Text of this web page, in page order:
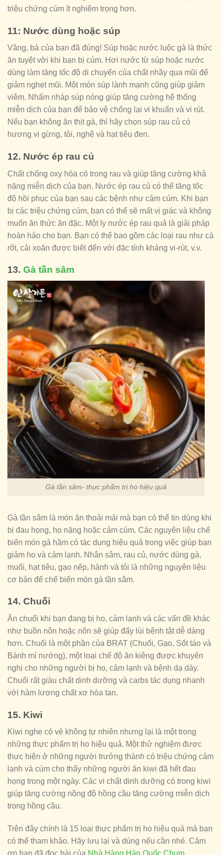
triệu chứng cúm ít nghiêm trọng hơn.
11: Nước dùng hoặc súp
Vâng, bà của bạn đã đúng! Súp hoặc nước luộc gà là thức
ăn tuyệt vời khi bạn bị cúm. Hơi nước từ súp hoặc nước
dùng làm tăng tốc độ di chuyển của chất nhầy qua mũi để
giảm nghẹt mũi. Một món súp lành mạnh cũng giúp giảm
viêm. Nhấm nháp súp nóng giúp tăng cường hệ thống
miễn dịch của bạn để bảo vệ chống lại vi khuẩn và vi rút.
Nếu bạn không ăn thịt gà, thì hãy chọn súp rau củ có
hương vị gừng, tỏi, nghệ và hạt tiêu đen.
12. Nước ép rau củ
Chất chống oxy hóa có trong rau và giúp tăng cường khả
năng miễn dịch của bạn. Nước ép rau củ có thể tăng tốc
độ hồi phục của bạn sau các bệnh như cảm cúm. Khi bạn
bị các triệu chứng cúm, bạn có thể sẽ mất vị giác và không
muốn ăn thức ăn đặc. Một ly nước ép rau quả là giải pháp
hoàn hảo cho bạn. Bạn có thể bao gồm các loại rau như cà
rốt, cải xoăn được biết đến với đặc tính kháng vi-rút, v.v.
13. Gà tần sâm
Gà tần sâm- thực phẩm trị ho hiệu quả
Gà tần sâm là món ăn thoải mái mà bạn có thể tin dùng khi
bị đau họng, ho nặng hoặc cảm cúm. Các nguyên liệu chế
biến món gà hầm có tác dụng hiệu quả trong việc giúp bạn
giảm ho và cảm lạnh. Nhân sâm, rau củ, nước dùng gà,
muối, hạt tiêu, gạo nếp, hành và tỏi là những nguyên liệu
cơ bản để chế biến món gà tần sâm.
14. Chuối
Ăn chuối khi bạn đang bị ho, cảm lạnh và các vấn đề khác
như buồn nôn hoặc nôn sẽ giúp đẩy lùi bệnh tật dễ dàng
hơn. Chuối là một phần của BRAT (Chuối, Gạo, Sốt táo và
Bánh mì nướng), một loại chế độ ăn kiêng được khuyến
nghị cho những người bị ho, cảm lạnh và bệnh dạ dày.
Chuối rất giàu chất dinh dưỡng và carbs tác dụng nhanh
với hàm lượng chất xơ hòa tan.
15. Kiwi
Kiwi nghe có vẻ không tự nhiên nhưng lại là một trong
những thực phẩm trị ho hiệu quả. Một thử nghiệm được
thực hiện ở những người trưởng thành có triệu chứng cảm
lạnh và cúm cho thấy những người ăn kiwi đã hết đau
họng trong một ngày. Các vi chất dinh dưỡng có trong kiwi
giúp tăng cường nồng độ hồng cầu tăng cường miễn dịch
trong hồng cầu.
Trên đây chính là 15 loại thực phẩm trị ho hiệu quả mà bạn
có thể tham khảo. Hãy lưu lại và dùng nếu cần nhé. Cảm